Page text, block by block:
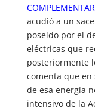
acudió a un
poseído por el
eléctricas que
posteriormente
comenta que en
de esa energía
intensivo de la